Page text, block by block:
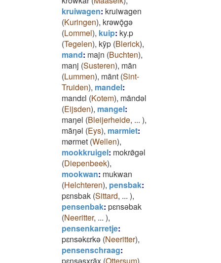
kruiwagen: kruiwagen
(Kuringen), krǝwǭgǝ
(Lommel), kuip: ky.p
(Tegelen), kȳp (Blerick),
mand: majn (Buchten),
manj (Susteren), mān
(Lummen), mānt (Sint-
Truiden), mandel:
mandɛl (Kotem), māndǝl
(Eijsden), mangel:
maŋel (Bleijerheide, ... ),
māŋǝl (Eys), marmiet:
mørmet (Wellen),
mookkruigel: mokrø̄gǝl
(Diepenbeek),
mookwan: mukwan
(Helchteren), pensbak:
pɛnsbak (Sittard, ... ),
pensenbak: pɛnsǝbak
(Neeritter, ... ),
pensenkarretje:
pɛnsǝkɛrkǝ (Neeritter),
pensenschraag: